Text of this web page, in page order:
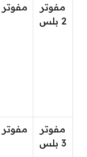
مفوتر
2 بلس
مفوتر
مفوتر
3 بلس
مفوتر